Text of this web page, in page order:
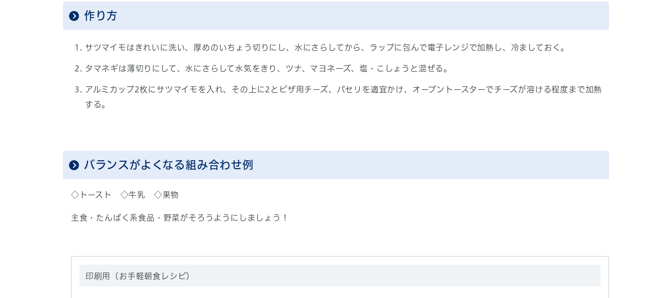
作り方
サツマイモはきれいに洗い、厚めのいちょう切りにし、水にさらしてから、ラップに包んで電子レンジで加熱し、冷ましておく。
タマネギは薄切りにして、水にさらして水気をきり、ツナ、マヨネーズ、塩・こしょうと混ぜる。
アルミカップ2枚にサツマイモを入れ、その上に2とピザ用チーズ、パセリを適宜かけ、オーブントースターでチーズが溶ける程度まで加熱
する。
バランスがよくなる組み合わせ例
◇トースト ◇牛乳 ◇果物
主食・たんぱく系食品・野菜がそろうようにしましょう！
印刷用（お手軽朝食レシピ）